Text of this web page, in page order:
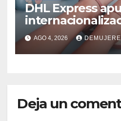
DHL Express
PYMES
destaca a 10
con potencial
AGO 4, 2026
Deja un